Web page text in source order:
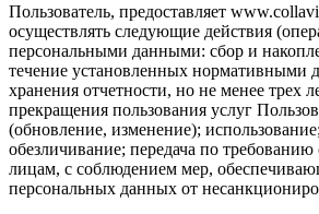
Пользователь, предоставляет
осуществлять следующие действия
персональными данными: сбор и
течение установленных нормативными
хранения отчетности, но не менее трех
прекращения пользования услуг
(обновление, изменение);
обезличивание; передача по требованию
лицам, с соблюдением мер,
персональных данных от